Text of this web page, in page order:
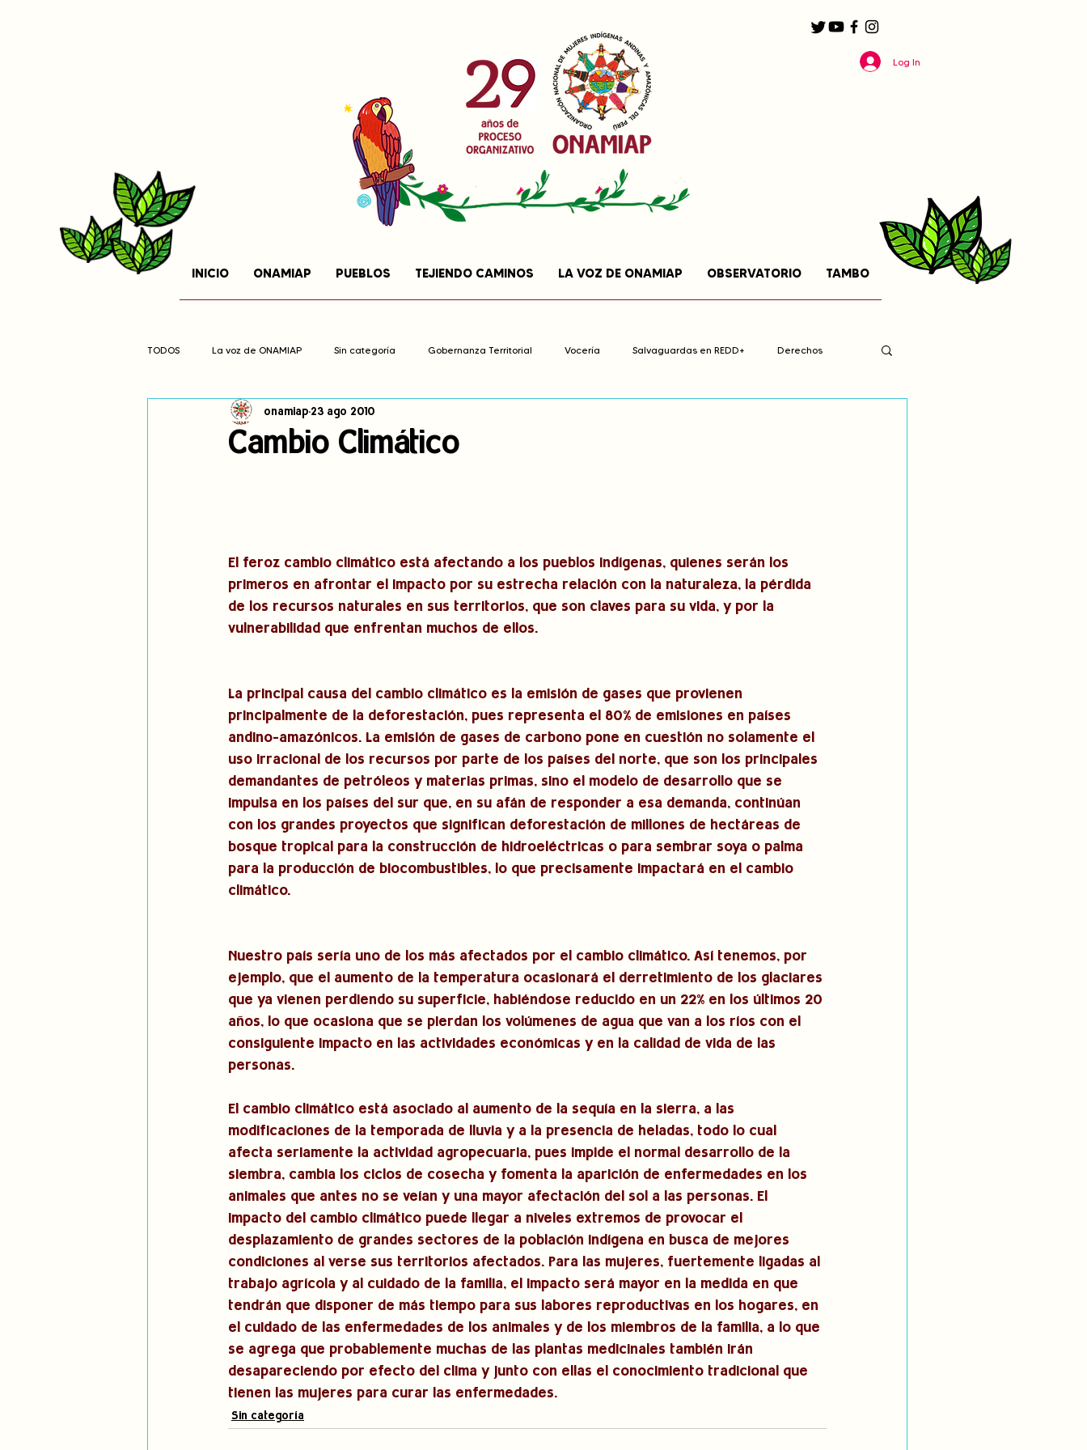
INICIO ONAMIAP PUEBLOS TEJIENDO CAMINOS LA VOZ DE ONAMIAP OBSERVATORIO TAMBO
Log In
TODOS La voz de ONAMIAP Sin categoría Gobernanza Territorial Vocería Salvaguardas en REDD+ Derechos
Cambio climático Navegador indígena
Cambio Climático
onamiap 23 ago 2010
El feroz cambio climático está afectando a los pueblos indígenas, quienes serán los
primeros en afrontar el impacto por su estrecha relación con la naturaleza, la pérdida
de los recursos naturales en sus territorios, que son claves para su vida, y por la
vulnerabilidad que enfrentan muchos de ellos.
La principal causa del cambio climático es la emisión de gases que provienen
principalmente de la deforestación, pues representa el 80% de emisiones en países
andino-amazónicos. La emisión de gases de carbono pone en cuestión no solamente el
uso irracional de los recursos por parte de los países del norte, que son los principales
demandantes de petróleos y materias primas, sino el modelo de desarrollo que se
impulsa en los países del sur que, en su afán de responder a esa demanda, continúan
con los grandes proyectos que significan deforestación de millones de hectáreas de
bosque tropical para la construcción de hidroeléctricas o para sembrar soya o palma
para la producción de biocombustibles, lo que precisamente impactará en el cambio
climático.
Nuestro país sería uno de los más afectados por el cambio climático. Así tenemos, por
ejemplo, que el aumento de la temperatura ocasionará el derretimiento de los glaciares
que ya vienen perdiendo su superficie, habiéndose reducido en un 22% en los últimos 20
años, lo que ocasiona que se pierdan los volúmenes de agua que van a los ríos con el
consiguiente impacto en las actividades económicas y en la calidad de vida de las
personas.
El cambio climático está asociado al aumento de la sequía en la sierra, a las
modificaciones de la temporada de lluvia y a la presencia de heladas, todo lo cual
afecta seriamente la actividad agropecuaria, pues impide el normal desarrollo de la
siembra, cambia los ciclos de cosecha y fomenta la aparición de enfermedades en los
animales que antes no se veían y una mayor afectación del sol a las personas. El
impacto del cambio climático puede llegar a niveles extremos de provocar el
desplazamiento de grandes sectores de la población indígena en busca de mejores
condiciones al verse sus territorios afectados. Para las mujeres, fuertemente ligadas al
trabajo agrícola y al cuidado de la familia, el impacto será mayor en la medida en que
tendrán que disponer de más tiempo para sus labores reproductivas en los hogares, en
el cuidado de las enfermedades de los animales y de los miembros de la familia, a lo que
se agrega que probablemente muchas de las plantas medicinales también irán
desapareciendo por efecto del clima y junto con ellas el conocimiento tradicional que
tienen las mujeres para curar las enfermedades.
Sin categoría